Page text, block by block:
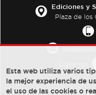
Ediciones y
Plaza de los
Esta web utiliza varios
la mejor experiencia de
el uso de las cookies o